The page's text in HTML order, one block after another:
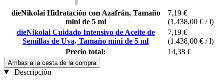
dieNikolai Hidratación con Azafrán, Tamaño
mini de 5 ml
7,19 €
(1.438,00 € / l)
dieNikolai Cuidado Intensivo de Aceite de
Semillas de Uva, Tamaño mini de 5 ml
7,19 €
(1.438,00 € / l)
Precio total:
14,38 €
Ambas a la cesta de la compra
Descripción